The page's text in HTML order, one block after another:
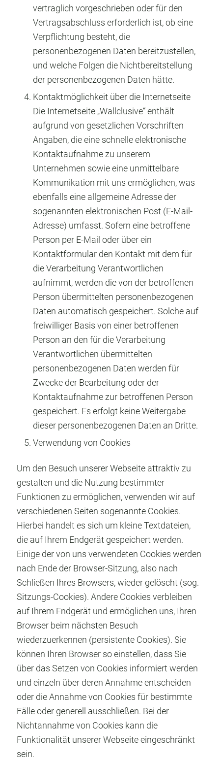
vertraglich vorgeschrieben oder für den
Vertragsabschluss erforderlich ist, ob eine
Verpflichtung besteht, die
personenbezogenen Daten bereitzustellen,
und welche Folgen die Nichtbereitstellung
der personenbezogenen Daten hätte.
Kontaktmöglichkeit über die Internetseite
Die Internetseite „Wallclusive“ enthält
aufgrund von gesetzlichen Vorschriften
Angaben, die eine schnelle elektronische
Kontaktaufnahme zu unserem
Unternehmen sowie eine unmittelbare
Kommunikation mit uns ermöglichen, was
ebenfalls eine allgemeine Adresse der
sogenannten elektronischen Post (E-Mail-
Adresse) umfasst. Sofern eine betroffene
Person per E-Mail oder über ein
Kontaktformular den Kontakt mit dem für
die Verarbeitung Verantwortlichen
aufnimmt, werden die von der betroffenen
Person übermittelten personenbezogenen
Daten automatisch gespeichert. Solche auf
freiwilliger Basis von einer betroffenen
Person an den für die Verarbeitung
Verantwortlichen übermittelten
personenbezogenen Daten werden für
Zwecke der Bearbeitung oder der
Kontaktaufnahme zur betroffenen Person
gespeichert. Es erfolgt keine Weitergabe
dieser personenbezogenen Daten an Dritte.
Verwendung von Cookies
Um den Besuch unserer Webseite attraktiv zu
gestalten und die Nutzung bestimmter
Funktionen zu ermöglichen, verwenden wir auf
verschiedenen Seiten sogenannte Cookies.
Hierbei handelt es sich um kleine Textdateien,
die auf Ihrem Endgerät gespeichert werden.
Einige der von uns verwendeten Cookies werden
nach Ende der Browser-Sitzung, also nach
Schließen Ihres Browsers, wieder gelöscht (sog.
Sitzungs-Cookies). Andere Cookies verbleiben
auf Ihrem Endgerät und ermöglichen uns, Ihren
Browser beim nächsten Besuch
wiederzuerkennen (persistente Cookies). Sie
können Ihren Browser so einstellen, dass Sie
über das Setzen von Cookies informiert werden
und einzeln über deren Annahme entscheiden
oder die Annahme von Cookies für bestimmte
Fälle oder generell ausschließen. Bei der
Nichtannahme von Cookies kann die
Funktionalität unserer Webseite eingeschränkt
sein.